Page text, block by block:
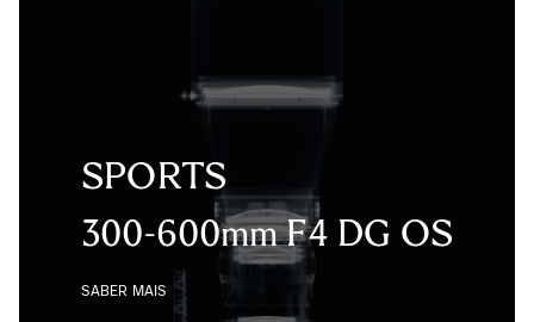
SPORTS
300-600mm F4 DG OS
SABER MAIS